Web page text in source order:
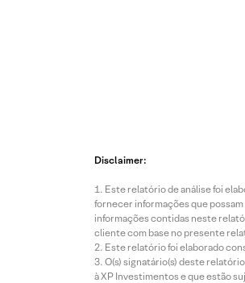
Disclaimer:
Este relatório de análise foi
fornecer informações que
informações contidas neste
cliente com base no presente
Este relatório foi elaborado
O(s) signatário(s) deste
à XP Investimentos e que estão